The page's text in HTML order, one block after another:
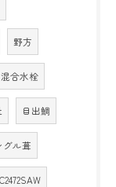
野方
合水栓
目出鯛
グル葺